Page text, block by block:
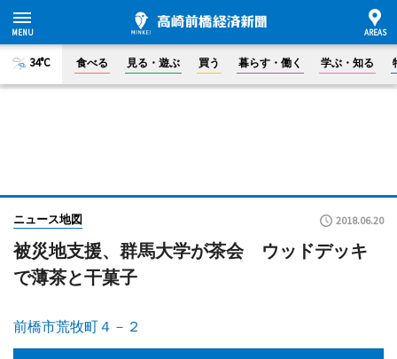
34°C 食べる 見る・遊ぶ 買う 暮らす・働く 学ぶ・知る
ニュース地図 2018.06.20
被災地支援、群馬大学が茶会 ウッドデッキ
で薄茶と干菓子
前橋市荒牧町４－２